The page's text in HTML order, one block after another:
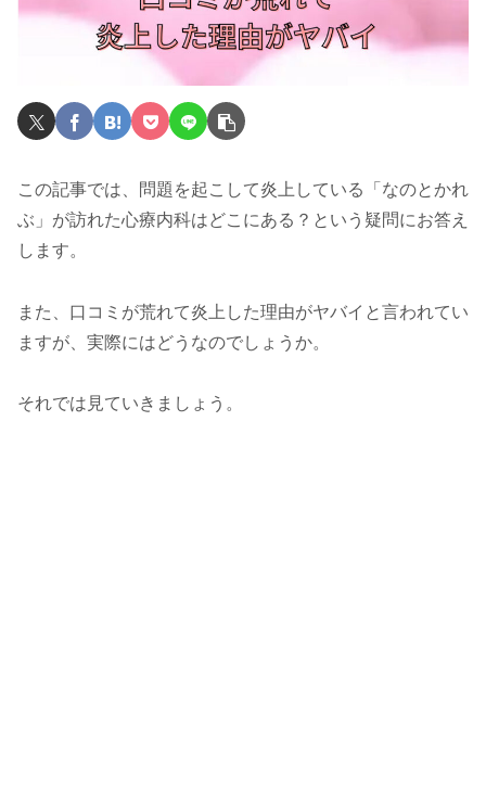
この記事では、問題を起こして炎上している「なのとかれ
ぶ」が訪れた心療内科はどこにある？という疑問にお答え
します。
また、口コミが荒れて炎上した理由がヤバイと言われてい
ますが、実際にはどうなのでしょうか。
それでは見ていきましょう。